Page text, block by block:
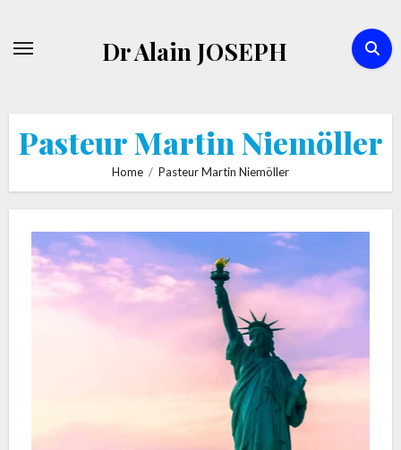
Dr Alain JOSEPH
Pasteur Martin Niemöller
Home Pasteur Martin Niemöller